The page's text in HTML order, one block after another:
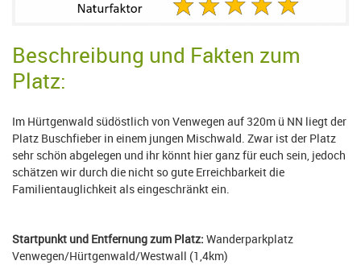
Beschreibung und Fakten zum
Platz:
Im Hürtgenwald südöstlich von Venwegen auf 320m ü NN liegt der
Platz Buschfieber in einem jungen Mischwald. Zwar ist der Platz
sehr schön abgelegen und ihr könnt hier ganz für euch sein, jedoch
schätzen wir durch die nicht so gute Erreichbarkeit die
Familientauglichkeit als eingeschränkt ein.
Startpunkt und Entfernung zum Platz: Wanderparkplatz
Venwegen/Hürtgenwald/Westwall (1,4km)